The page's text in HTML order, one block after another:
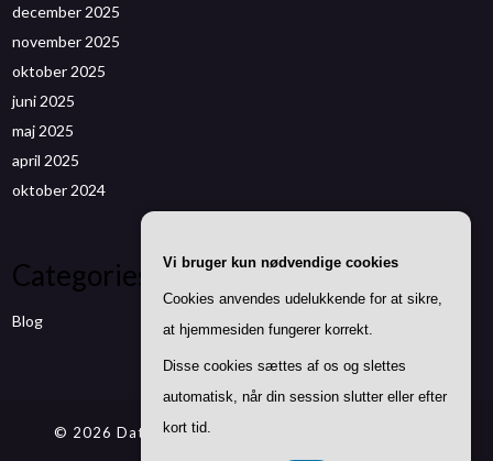
december 2025
november 2025
oktober 2025
juni 2025
maj 2025
april 2025
oktober 2024
Categories
Blog
© 2026 Datenwizard.de
Vi bruger kun nødvendige cookies
Cookies anvendes udelukkende for at sikre,
at hjemmesiden fungerer korrekt.
Disse cookies sættes af os og slettes
automatisk, når din session slutter eller efter
kort tid.